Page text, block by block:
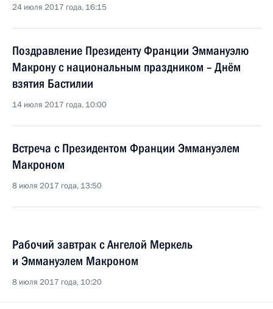
24 июля 2017 года, 16:15
Поздравление Президенту Франции Эммануэлю
Макрону с национальным праздником – Днём
взятия Бастилии
14 июля 2017 года, 10:00
Встреча с Президентом Франции Эммануэлем
Макроном
8 июля 2017 года, 13:50
Рабочий завтрак с Ангелой Меркель
и Эммануэлем Макроном
8 июля 2017 года, 10:20